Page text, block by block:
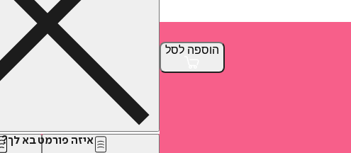
הוספה לסל
איזה פורמט בא לך?